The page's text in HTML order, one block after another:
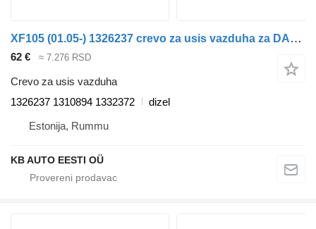
XF105 (01.05-) 1326237 crevo za usis vazduha za DAF XF95, XF105 (2001-2014) tegljača
62 € ≈ 7.276 RSD
Crevo za usis vazduha
1326237 1310894 1332372
dizel
Estonija, Rummu
KB AUTO EESTI OÜ